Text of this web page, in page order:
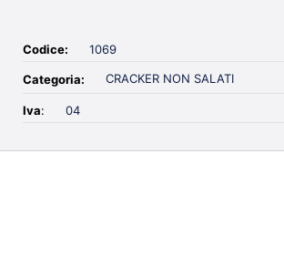
Codice: 1069
Categoria: CRACKER NON SALATI
Iva: 04